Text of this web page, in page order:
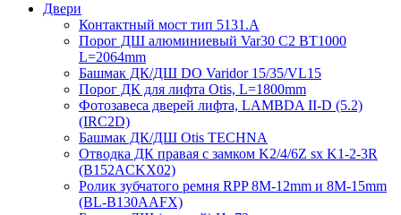
Двери
Контактный мост тип 5131.A
Порог ДШ алюминиевый Var30 C2 BT1000
L=2064mm
Башмак ДК/ДШ DO Varidor 15/35/VL15
Порог ДК для лифта Otis, L=1800mm
Фотозавеса дверей лифта, LAMBDA II-D (5.2)
(IRC2D)
Башмак ДК/ДШ Otis TECHNA
Отводка ДК правая с замком K2/4/6Z sx K1-2-3R
(B152ACKX02)
Ролик зубчатого ремня RPP 8M-12mm и 8M-15mm
(BL-B130AAFX)